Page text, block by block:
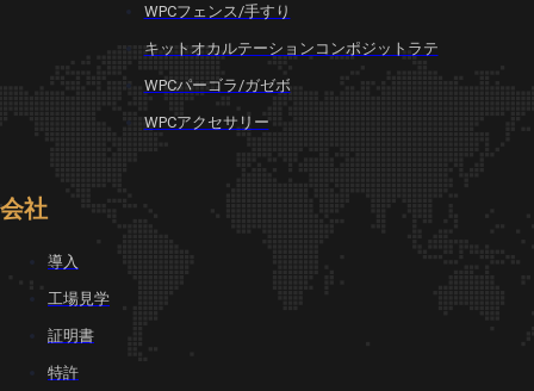
WPCフェンス/手すり
キットオカルテーションコンポジットラテ
WPCパーゴラ/ガゼボ
WPCアクセサリー
会社
導入
工場見学
証明書
特許